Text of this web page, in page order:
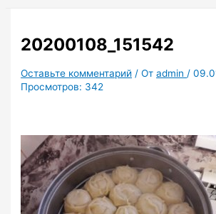
20200108_151542
Оставьте комментарий / Отadmin /
Просмотров: 342